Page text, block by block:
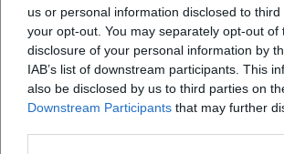
us or personal information disclosed to
your opt-out. You may separately opt-out of
disclosure of your personal information by
IAB’s list of downstream participants. This
also be disclosed by us to third parties on
Downstream Participants that may further
nuanciert, niemals manieriert. Sie
Form und dramaturgische Zielpunkte,
singen und Kontrapunkte sprechen. Ihr
innere Spannung, die Linien erst zum
Bogentechnik balanciert Luftigkeit und
Passagenwerk verbindet sie federnde